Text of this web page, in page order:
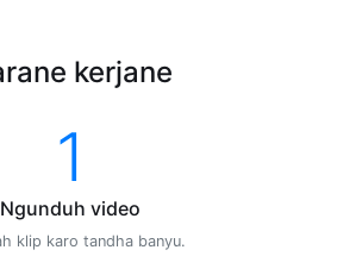
kerjane
1
Ngunduh video
klip karo tandha banyu.